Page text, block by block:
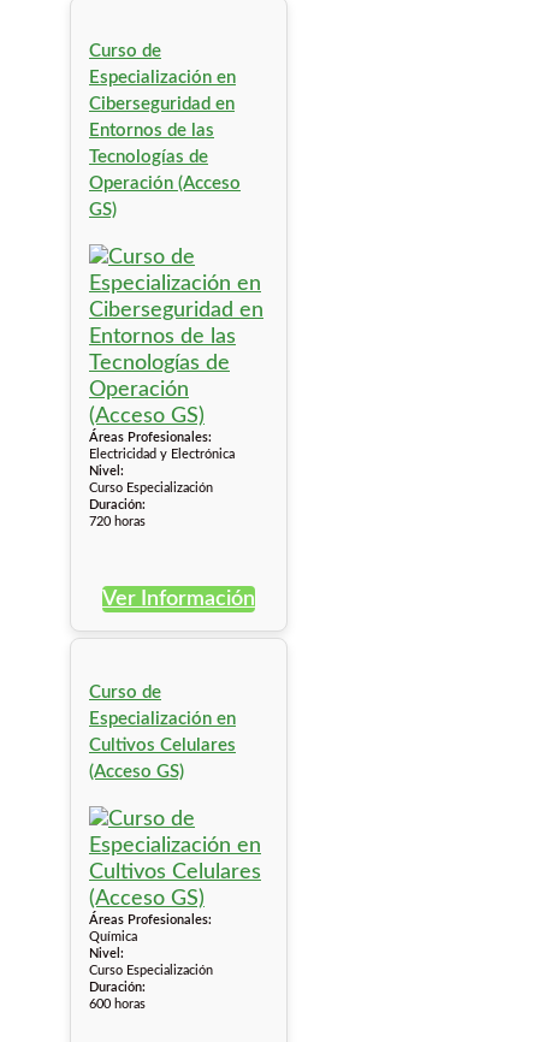
Curso de
Especialización en
Ciberseguridad en
Entornos de las
Tecnologías de
Operación (Acceso
GS)
Áreas Profesionales:
Electricidad y Electrónica
Nivel:
Curso Especialización
Duración:
720 horas
Ver Información
Curso de
Especialización en
Cultivos Celulares
(Acceso GS)
Áreas Profesionales:
Química
Nivel:
Curso Especialización
Duración:
600 horas